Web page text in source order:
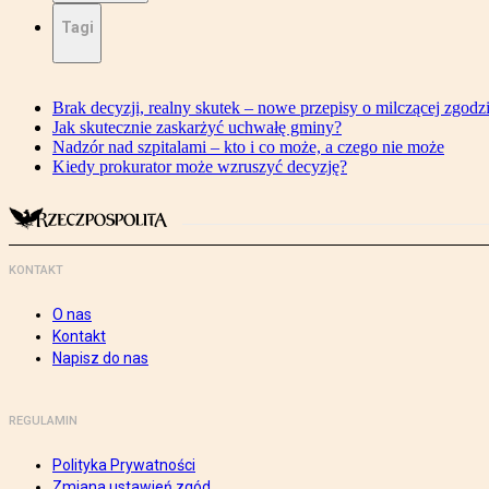
Tagi
Brak decyzji, realny skutek – nowe przepisy o milczącej
Jak skutecznie zaskarżyć uchwałę gminy?
Nadzór nad szpitalami – kto i co może, a czego nie może
Kiedy prokurator może wzruszyć decyzję?
KONTAKT
O nas
Kontakt
Napisz do nas
REGULAMIN
Polityka Prywatności